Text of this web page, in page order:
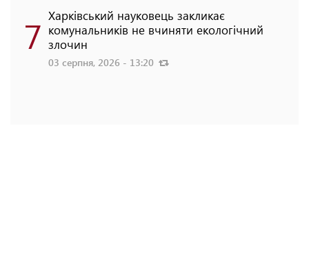
7 Харківський науковець закликає
комунальників не вчиняти екологічний
злочин
03 серпня, 2026 - 13:20